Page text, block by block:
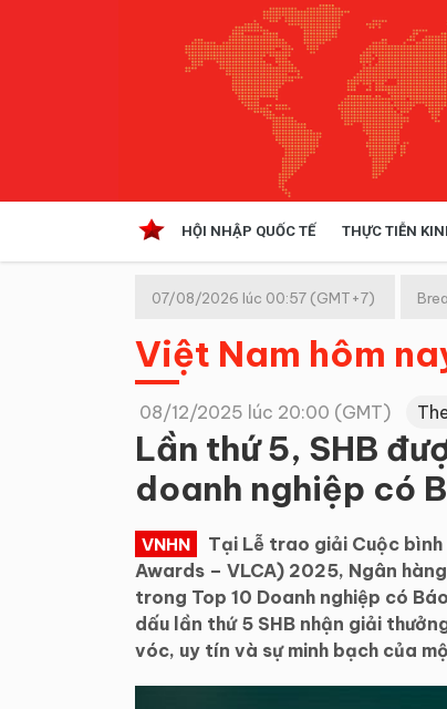
HỘI NHẬP QUỐC TẾ THỰC TIỄN
Kinh tế hội nhập
Doanh nghiệp
07/08/2026 lúc 00:57 (GMT+7)
Việt Nam hôm
08/12/2025 lúc 20:00 (GMT)
Lần thứ 5, SHB
doanh nghiệp có
VNHN
Tại Lễ trao giải Cuộc
Awards – VLCA) 2025, Ngân
trong Top 10 Doanh nghiệp có
dấu lần thứ 5 SHB nhận giải
vóc, uy tín và sự minh bạch của